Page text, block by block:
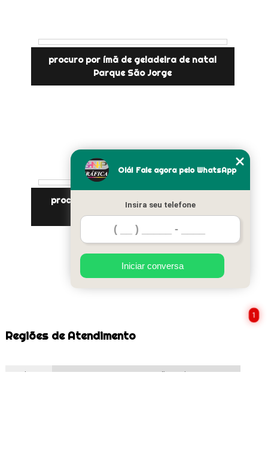
procuro por ímã de geladeira de natal
Parque São Jorge
procuro por ímã lembrancinha Jardim
Iguatemi
Regiões de Atendimento
Selecione: ZONA NORTE Suzano São Paulo Zona Leste
1
Olá! Fale agora pelo WhatsApp
Insira seu telefone
Iniciar conversa